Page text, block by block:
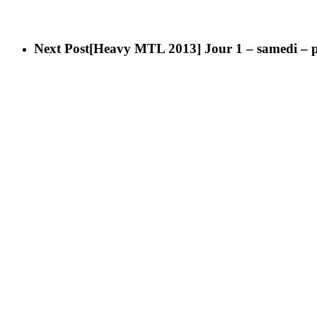
Next Post[Heavy MTL 2013] Jour 1 – samedi –